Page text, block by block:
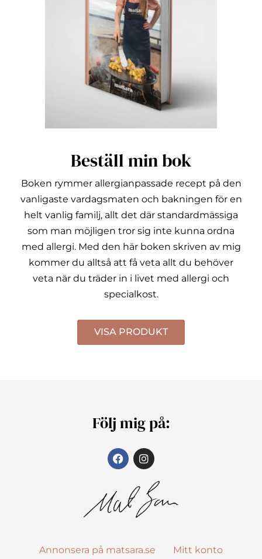
Beställ min bok
Boken rymmer allergianpassade recept på den
vanligaste vardagsmaten och bakningen för en
helt vanlig familj, allt det där standardmässiga
som man möjligen tror sig inte kunna ordna
med allergi. Med den här boken skriven av mig
kommer du alltså att få veta allt du behöver
veta när du träder in i livet med allergi och
specialkost.
VISA PRODUKT
Följ mig på:
Annonsera på matsara.se Mitt konto